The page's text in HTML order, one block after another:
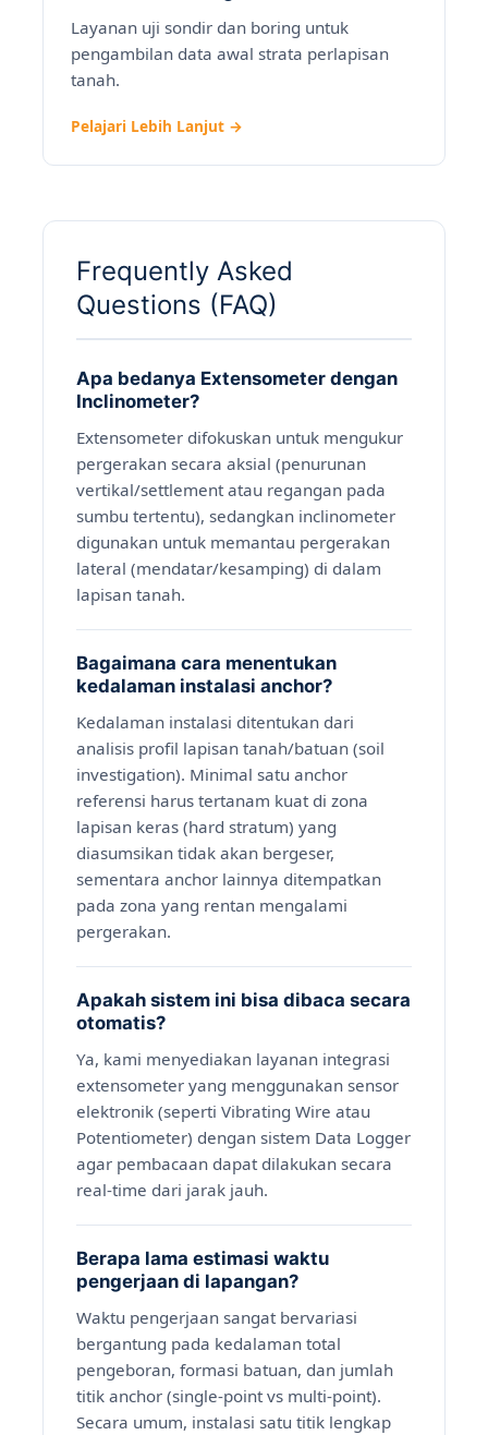
Layanan uji sondir dan boring untuk
pengambilan data awal strata perlapisan
tanah.
Pelajari Lebih Lanjut →
Frequently Asked
Questions (FAQ)
Apa bedanya Extensometer dengan
Inclinometer?
Extensometer difokuskan untuk mengukur
pergerakan secara aksial (penurunan
vertikal/settlement atau regangan pada
sumbu tertentu), sedangkan inclinometer
digunakan untuk memantau pergerakan
lateral (mendatar/kesamping) di dalam
lapisan tanah.
Bagaimana cara menentukan
kedalaman instalasi anchor?
Kedalaman instalasi ditentukan dari
analisis profil lapisan tanah/batuan (soil
investigation). Minimal satu anchor
referensi harus tertanam kuat di zona
lapisan keras (hard stratum) yang
diasumsikan tidak akan bergeser,
sementara anchor lainnya ditempatkan
pada zona yang rentan mengalami
pergerakan.
Apakah sistem ini bisa dibaca secara
otomatis?
Ya, kami menyediakan layanan integrasi
extensometer yang menggunakan sensor
elektronik (seperti Vibrating Wire atau
Potentiometer) dengan sistem Data Logger
agar pembacaan dapat dilakukan secara
real-time dari jarak jauh.
Berapa lama estimasi waktu
pengerjaan di lapangan?
Waktu pengerjaan sangat bervariasi
bergantung pada kedalaman total
pengeboran, formasi batuan, dan jumlah
titik anchor (single-point vs multi-point).
Secara umum, instalasi satu titik lengkap